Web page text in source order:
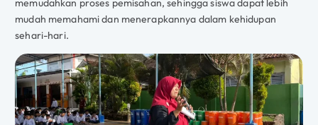
memudahkan proses pemisahan, sehingga siswa dapat lebih
mudah memahami dan menerapkannya dalam kehidupan
sehari-hari.